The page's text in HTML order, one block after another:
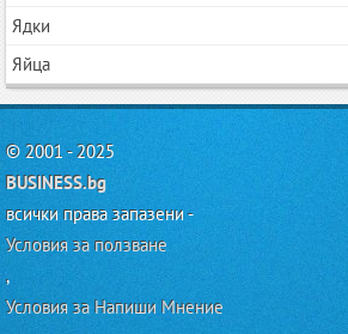
Ядки
Яйца
© 2001 - 2025
BUSINESS.bg
всички права запазени -
Условия за ползване
,
Условия за Напиши Мнение